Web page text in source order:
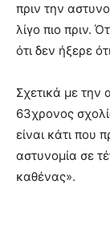
πριν την
λίγο πιο πριν.
ότι δεν ήξερε
Σχετικά με την
63χρονος
είναι κάτι που
αστυνομία σε
καθένας».